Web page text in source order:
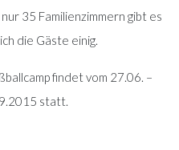
35 Familienzimmern gibt es
die Gäste einig.
findet vom 27.06. –
statt.